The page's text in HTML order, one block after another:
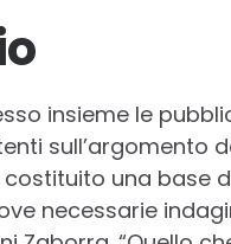
insieme le
sull’argomento
costituito una base
necessarie